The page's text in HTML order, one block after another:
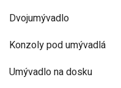
Dvojumývadlo
Konzoly pod umývadlá
Umývadlo na dosku